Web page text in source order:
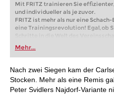
Mit FRITZ trainieren Sie
und individueller als je zuvor.
FRITZ ist mehr als nur eine
eine Trainingsrevolution! Egal, ob
Schritte in die Welt des
oder bereits auf Turnierniveau
FRITZ trainieren Sie effizienter,
individueller als je zuvor.
Mehr...
Nach zwei Siegen kam der
Stocken. Mehr als eine Remis
Peter Svidlers Najdorf-Variante